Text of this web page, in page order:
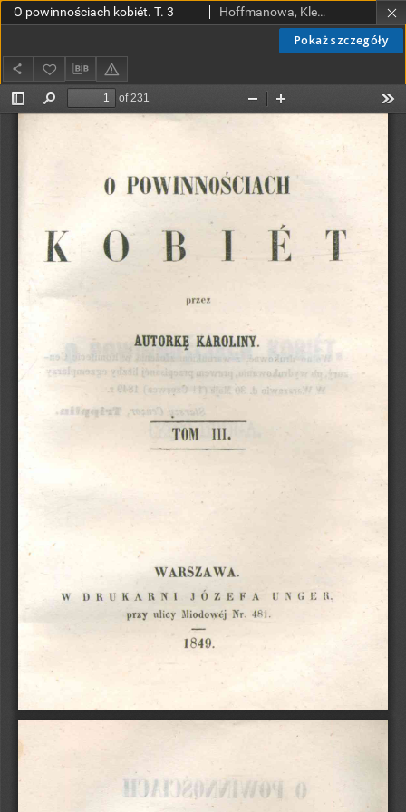
Pokaż szczegóły
O powinnościach kobiét. T. 3 Hoffmanowa, Klementyna (1798-1845)